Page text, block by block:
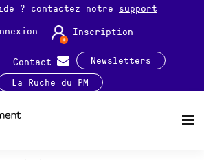
? contactez notre support
Inscription
Contact
Newsletters
La Ruche du PM